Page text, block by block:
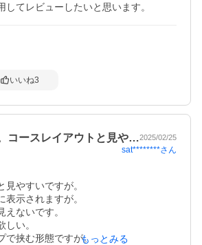
してレビューしたいと思います。
いいね3
コースレイアウトと見や…2025/02/25
sat********さん
見やすいですが。
示されますが。
ないです。
しい。
で挟む形態ですが。 もっとみる